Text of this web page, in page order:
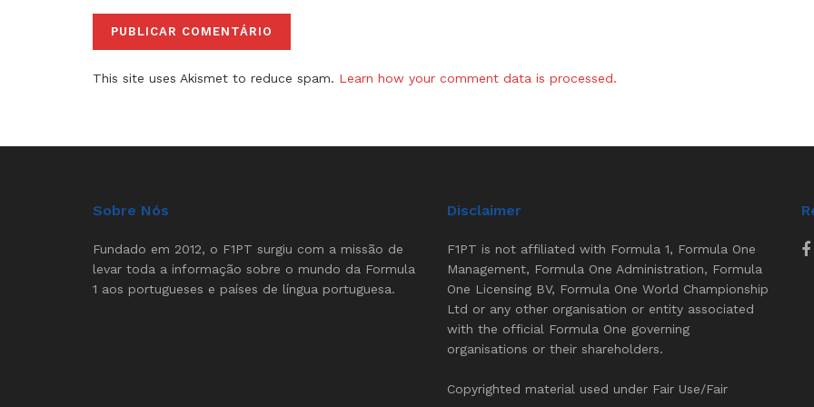
This site uses Akismet to reduce spam. Learn how your comment data is processed.
Sobre Nós
Fundado em 2012, o F1PT surgiu com a missão de
levar toda a informação sobre o mundo da Formula
1 aos portugueses e países de língua portuguesa.
Disclaimer
F1PT is not affiliated with Formula 1, Formula One
Management, Formula One Administration, Formula
One Licensing BV, Formula One World Championship
Ltd or any other organisation or entity associated
with the official Formula One governing
organisations or their shareholders.
Copyrighted material used under Fair Use/Fair